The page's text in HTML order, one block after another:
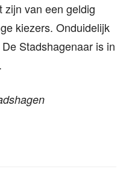
zijn van een geldig
kiezers. Onduidelijk
Stadshagenaar is in